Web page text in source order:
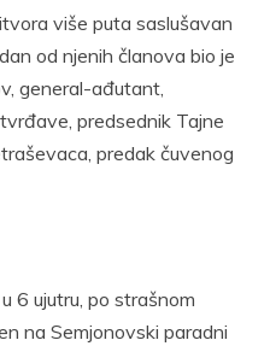
više puta saslušavan
od njenih članova bio je
general-ađutant,
predsednik Tajne
predak čuvenog
6 ujutru, po strašnom
na Semjonovski paradni